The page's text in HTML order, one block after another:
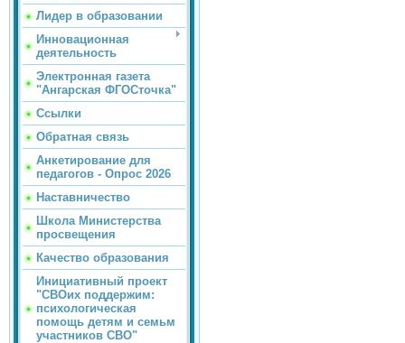
Лидер в образовании
Инновационная
деятельность
Электронная газета
"Ангарская ФГОСточка"
Ссылки
Обратная связь
Анкетирование для
педагогов - Опрос 2026
Наставничество
Школа Министерства
просвещения
Качество образования
Инициативный проект
"СВОих поддержим:
психологическая
помощь детям и семьм
участников СВО"